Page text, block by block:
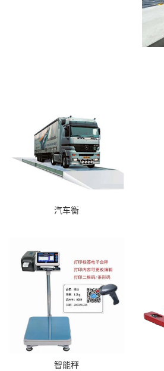
汽车衡
智能秤